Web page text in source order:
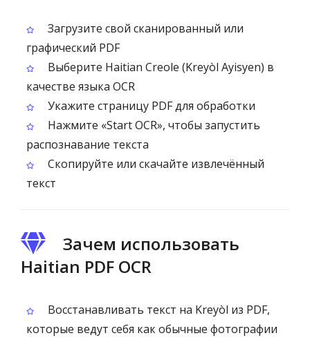
Загрузите свой сканированный или
графический PDF
Выберите Haitian Creole (Kreyòl Ayisyen) в
качестве языка OCR
Укажите страницу PDF для обработки
Нажмите «Start OCR», чтобы запустить
распознавание текста
Скопируйте или скачайте извлечённый
текст
Зачем использовать
Haitian PDF OCR
Восстанавливать текст на Kreyòl из PDF,
которые ведут себя как обычные фотографии